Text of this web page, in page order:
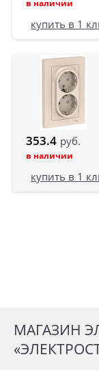
в наличии
купить в 1
353.4 руб.
в наличии
купить в 1
МАГАЗИН